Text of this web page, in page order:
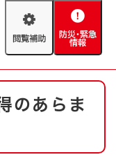
閲
助
防
緊
情
・消防
のあらま